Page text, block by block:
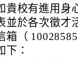
貴校有進用身
並於各次徵才
箱（
下：